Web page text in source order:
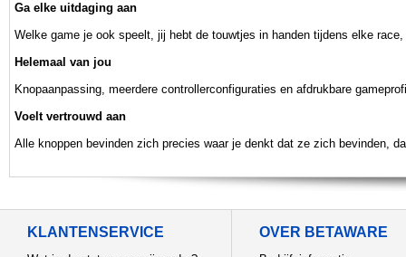
Ga elke uitdaging aan
Welke game je ook speelt, jij hebt de touwtjes in handen tijdens elke
Helemaal van jou
Knopaanpassing, meerdere controllerconfiguraties en afdrukbare
Voelt vertrouwd aan
Alle knoppen bevinden zich precies waar je denkt dat ze zich bevinden,
KLANTENSERVICE OVER BETAWARE